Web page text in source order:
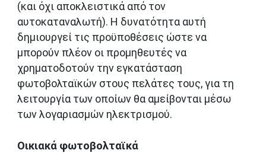
(και όχι αποκλειστικά από τον
αυτοκαταναλωτή). Η δυνατότητα αυτή
δημιουργεί τις προϋποθέσεις ώστε να
μπορούν πλέον οι προμηθευτές να
χρηματοδοτούν την εγκατάσταση
φωτοβολταϊκών στους πελάτες τους, για τη
λειτουργία των οποίων θα αμείβονται μέσω
των λογαριασμών ηλεκτρισμού.
Οικιακά φωτοβολταϊκά